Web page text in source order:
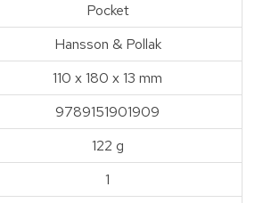
Pocket
Hansson & Pollak
110 x 180 x 13 mm
9789151901909
122 g
1